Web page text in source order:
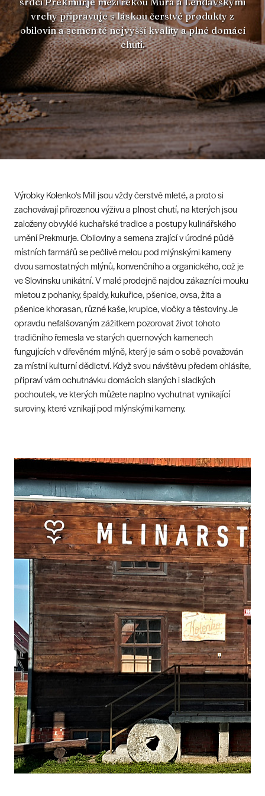
vrchy připravuje s láskou čerstvé produkty z
obilovin a semen té nejvyšší kvality a plné domácí
chuti.
Výrobky Kolenko's Mill jsou vždy čerstvě mleté, a proto si
zachovávají přirozenou výživu a plnost chutí, na kterých jsou
založeny obvyklé kuchařské tradice a postupy kulinářského
umění Prekmurje. Obiloviny a semena zrající v úrodné půdě
místních farmářů se pečlivě melou pod mlýnskými kameny
dvou samostatných mlýnů, konvenčního a organického, což je
ve Slovinsku unikátní. V malé prodejně najdou zákazníci mouku
mletou z pohanky, špaldy, kukuřice, pšenice, ovsa, žita a
pšenice khorasan, různé kaše, krupice, vločky a těstoviny. Je
opravdu nefalšovaným zážitkem pozorovat život tohoto
tradičního řemesla ve starých quernových kamenech
fungujících v dřevěném mlýně, který je sám o sobě považován
za místní kulturní dědictví. Když svou návštěvu předem ohlásíte,
připraví vám ochutnávku domácích slaných i sladkých
pochoutek, ve kterých můžete naplno vychutnat vynikající
suroviny, které vznikají pod mlýnskými kameny.